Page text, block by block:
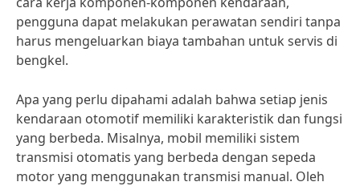
pengguna dapat melakukan perawatan sendiri tanpa
harus mengeluarkan biaya tambahan untuk servis di
bengkel.
Apa yang perlu dipahami adalah bahwa setiap jenis
kendaraan otomotif memiliki karakteristik dan fungsi
yang berbeda. Misalnya, mobil memiliki sistem
transmisi otomatis yang berbeda dengan sepeda
motor yang menggunakan transmisi manual. Oleh